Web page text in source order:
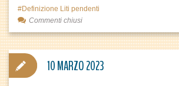
Definizione Liti pendenti
Commenti chiusi
10 MARZO 2023